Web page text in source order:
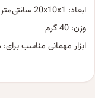
ابعاد: 20x10x1 سانتی‌متر
وزن: 40 گرم
ابزار مهمانی مناسب